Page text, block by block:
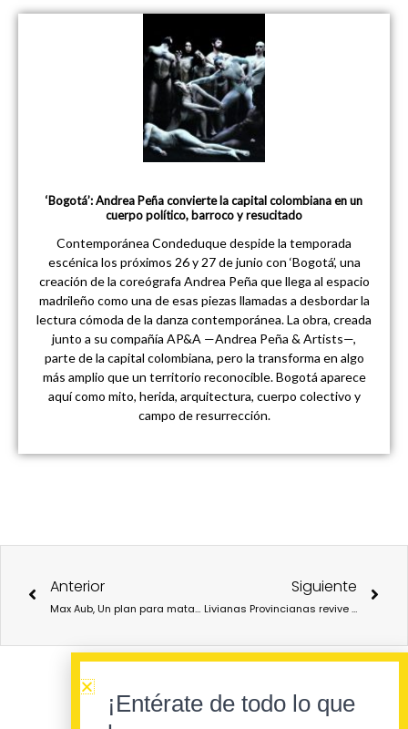
‘Bogotá’: Andrea Peña convierte la capital colombiana en un
cuerpo político, barroco y resucitado
Contemporánea Condeduque despide la temporada
escénica los próximos 26 y 27 de junio con ‘Bogotá’, una
creación de la coreógrafa Andrea Peña que llega al espacio
madrileño como una de esas piezas llamadas a desbordar la
lectura cómoda de la danza contemporánea. La obra, creada
junto a su compañía AP&A —Andrea Peña & Artists—,
parte de la capital colombiana, pero la transforma en algo
más amplio que un territorio reconocible. Bogotá aparece
aquí como mito, herida, arquitectura, cuerpo colectivo y
campo de resurrección.
Anterior
Max Aub, Un plan para matar a Franco y una reivindicación del arte de la conversación en los cafés
Siguiente
Livianas Provincianas revive con Ahora con más pluma(s) la España de los 70 con todos y sin ningún complejo.
¡Entérate de todo lo que